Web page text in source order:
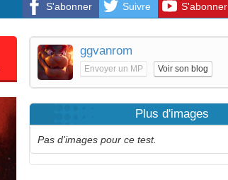
S'abonner Suivre S'abonner
ggvanrom
Envoyer un MP Voir son blog
Plus d'images
Pas d'images pour ce test.